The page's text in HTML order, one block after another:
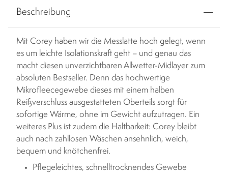
Beschreibung
Mit Corey haben wir die Messlatte hoch gelegt, wenn
es um leichte Isolationskraft geht – und genau das
macht diesen unverzichtbaren Allwetter-Midlayer zum
absoluten Bestseller. Denn das hochwertige
Mikrofleecegewebe dieses mit einem halben
Reißverschluss ausgestatteten Oberteils sorgt für
sofortige Wärme, ohne im Gewicht aufzutragen. Ein
weiteres Plus ist zudem die Haltbarkeit: Corey bleibt
auch nach zahllosen Wäschen ansehnlich, weich,
bequem und knötchenfrei.
Pflegeleichtes, schnelltrocknendes Gewebe